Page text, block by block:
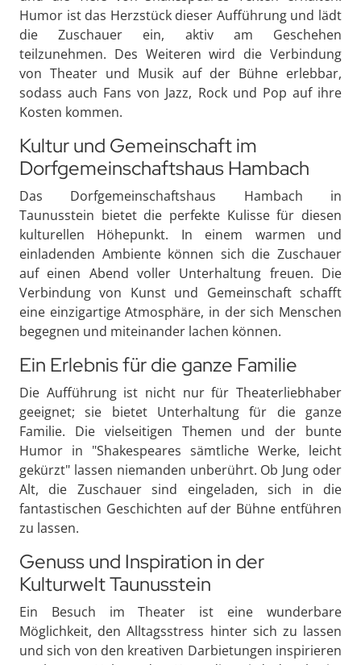
Humor ist das Herzstück dieser Aufführung und lädt
die Zuschauer ein, aktiv am Geschehen
teilzunehmen. Des Weiteren wird die Verbindung
von Theater und Musik auf der Bühne erlebbar,
sodass auch Fans von Jazz, Rock und Pop auf ihre
Kosten kommen.
Kultur und Gemeinschaft im
Dorfgemeinschaftshaus Hambach
Das Dorfgemeinschaftshaus Hambach in
Taunusstein bietet die perfekte Kulisse für diesen
kulturellen Höhepunkt. In einem warmen und
einladenden Ambiente können sich die Zuschauer
auf einen Abend voller Unterhaltung freuen. Die
Verbindung von Kunst und Gemeinschaft schafft
eine einzigartige Atmosphäre, in der sich Menschen
begegnen und miteinander lachen können.
Ein Erlebnis für die ganze Familie
Die Aufführung ist nicht nur für Theaterliebhaber
geeignet; sie bietet Unterhaltung für die ganze
Familie. Die vielseitigen Themen und der bunte
Humor in "Shakespeares sämtliche Werke, leicht
gekürzt" lassen niemanden unberührt. Ob Jung oder
Alt, die Zuschauer sind eingeladen, sich in die
fantastischen Geschichten auf der Bühne entführen
zu lassen.
Genuss und Inspiration in der
Kulturwelt Taunusstein
Ein Besuch im Theater ist eine wunderbare
Möglichkeit, den Alltagsstress hinter sich zu lassen
und sich von den kreativen Darbietungen inspirieren